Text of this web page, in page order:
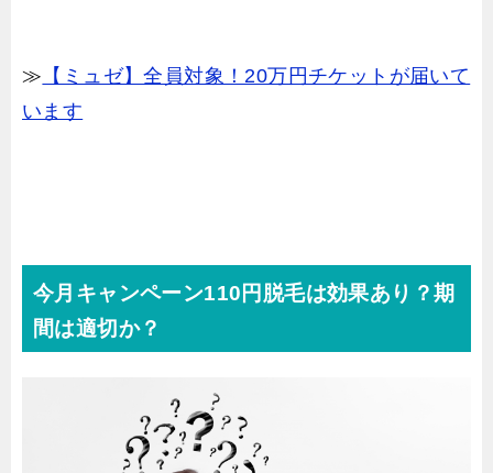
≫ 【ミュゼ】全員対象！20万円チケットが届いて
います
今月キャンペーン110円脱毛は効果あり？期
間は適切か？